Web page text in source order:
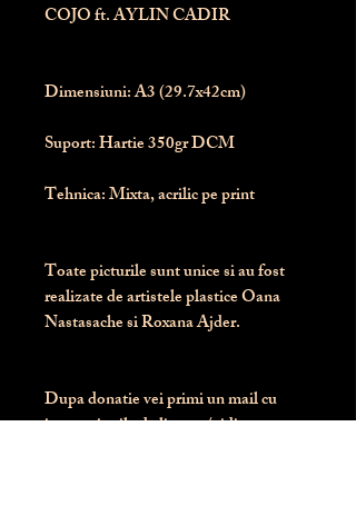
COJO ft. AYLIN CADIR
Dimensiuni: A3 (29.7x42cm)
Suport: Hartie 350gr DCM
Tehnica: Mixta, acrilic pe print
Toate picturile sunt unice si au fost
realizate de artistele plastice Oana
Nastasache si Roxana Ajder.
Dupa donatie vei primi un mail cu
instructiunile de livrare / ridicare.